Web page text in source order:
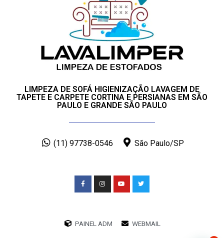
LIMPEZA DE SOFÁ HIGIENIZAÇÃO LAVAGEM DE
TAPETE E CARPETE CORTINA E PERSIANAS EM SÃO
PAULO E GRANDE SÃO PAULO
(11) 97738-0546 São Paulo/SP
PAINEL ADM WEBMAIL